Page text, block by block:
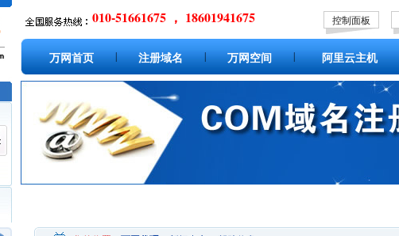
010-51661675 ， 18601941675 控制面板
万网首页 注册域名 万网空间 阿里云主机